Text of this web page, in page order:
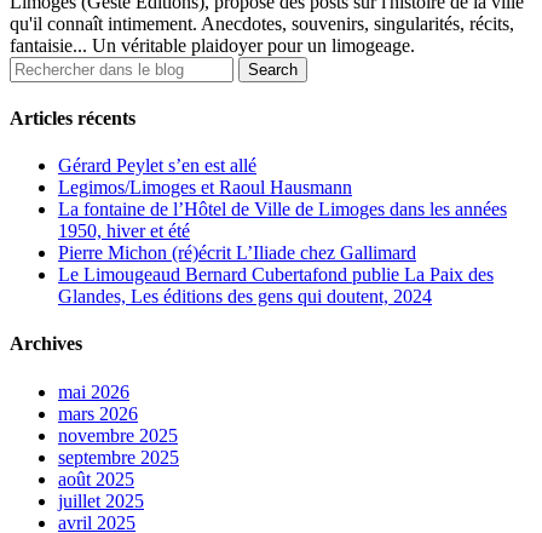
qu'il connaît intimement. Anecdotes, souvenirs, singularités, récits,
fantaisie... Un véritable plaidoyer pour un limogeage.
Articles récents
Gérard Peylet s’en est allé
Legimos/Limoges et Raoul Hausmann
La fontaine de l’Hôtel de Ville de Limoges dans les années
1950, hiver et été
Pierre Michon (ré)écrit L’Iliade chez Gallimard
Le Limougeaud Bernard Cubertafond publie La Paix des
Glandes, Les éditions des gens qui doutent, 2024
Archives
mai 2026
mars 2026
novembre 2025
septembre 2025
août 2025
juillet 2025
avril 2025